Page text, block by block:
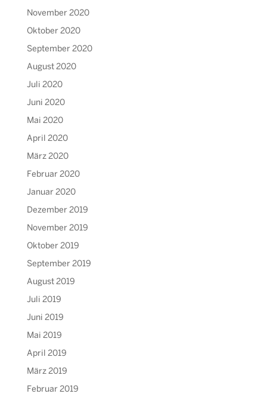
November 2020
Oktober 2020
September 2020
August 2020
Juli 2020
Juni 2020
Mai 2020
April 2020
März 2020
Februar 2020
Januar 2020
Dezember 2019
November 2019
Oktober 2019
September 2019
August 2019
Juli 2019
Juni 2019
Mai 2019
April 2019
März 2019
Februar 2019